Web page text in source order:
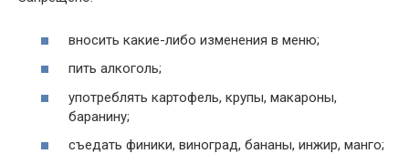
вносить какие-либо изменения в меню;
пить алкоголь;
употреблять картофель, крупы, макароны,
баранину;
съедать финики, виноград, бананы, инжир, манго;